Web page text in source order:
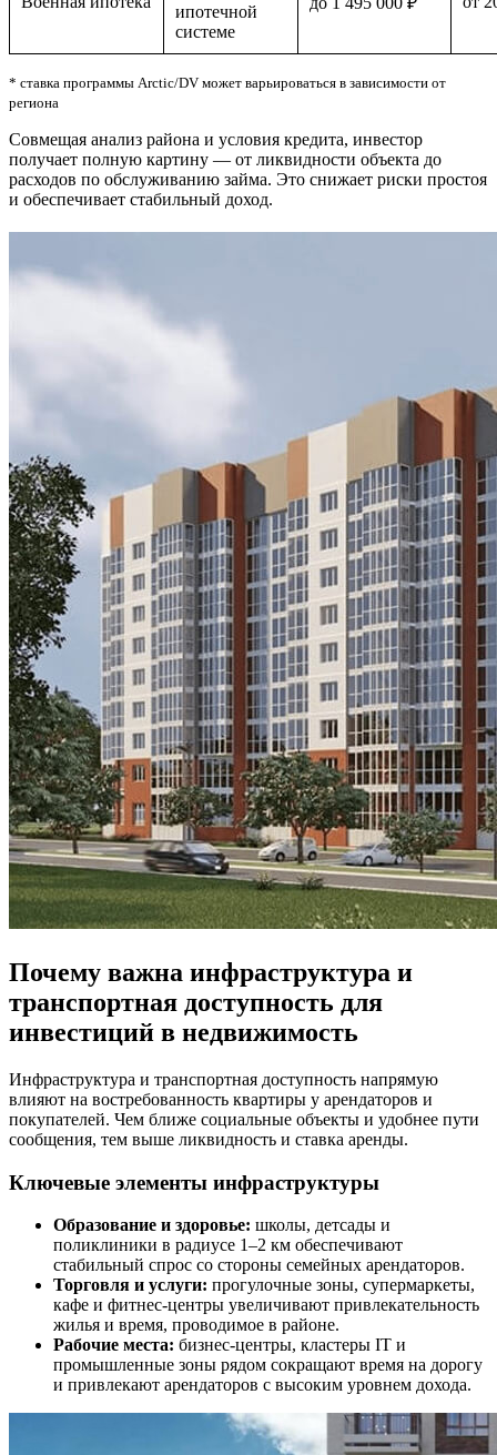
ипотечной
системе
* ставка программы Arctic/DV может варьироваться в зависимости от
региона
Совмещая анализ района и условия кредита, инвестор
получает полную картину — от ликвидности объекта до
расходов по обслуживанию займа. Это снижает риски простоя
и обеспечивает стабильный доход.
Почему важна инфраструктура и
транспортная доступность для
инвестиций в недвижимость
Инфраструктура и транспортная доступность напрямую
влияют на востребованность квартиры у арендаторов и
покупателей. Чем ближе социальные объекты и удобнее пути
сообщения, тем выше ликвидность и ставка аренды.
Ключевые элементы инфраструктуры
Образование и здоровье: школы, детсады и
поликлиники в радиусе 1–2 км обеспечивают
стабильный спрос со стороны семейных арендаторов.
Торговля и услуги: прогулочные зоны, супермаркеты,
кафе и фитнес-центры увеличивают привлекательность
жилья и время, проводимое в районе.
Рабочие места: бизнес-центры, кластеры IT и
промышленные зоны рядом сокращают время на дорогу
и привлекают арендаторов с высоким уровнем дохода.